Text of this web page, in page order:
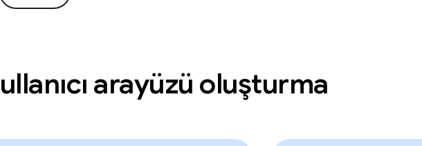
arayüzü oluşturma